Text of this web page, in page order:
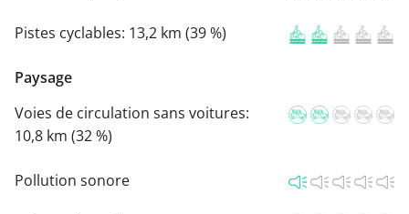
Pistes cyclables: 13,2 km (39 %)
Paysage
Voies de circulation sans voitures:
10,8 km (32 %)
Pollution sonore